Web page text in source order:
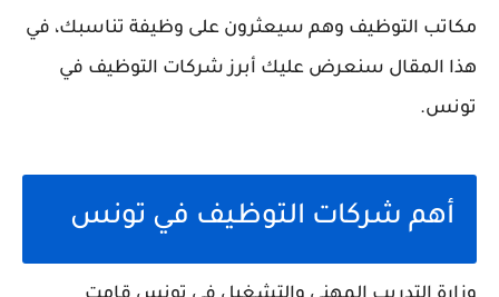
مكاتب التوظيف وهم سيعثرون على وظيفة تناسبك، في
هذا المقال سنعرض عليك أبرز شركات التوظيف في
تونس.
أهم شركات التوظيف في تونس